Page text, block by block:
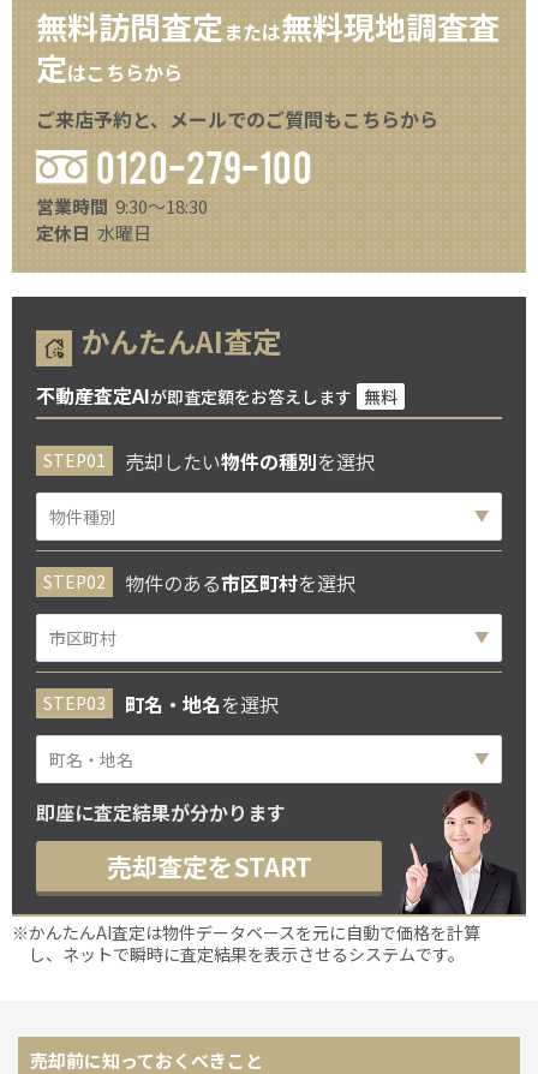
無料訪問査定または無料現地調査査
定はこちらから
ご来店予約と、メールでのご質問もこちらから
0120-279-100
営業時間 9:30～18:30
定休日 水曜日
かんたんAI査定
不動産査定AIが即査定額をお答えします 無料
売却したい物件の種別を選択
物件のある市区町村を選択
町名・地名を選択
即座に査定結果が分かります
売却査定をSTART
※かんたんAI査定は物件データベースを元に自動で価格を計算
し、ネットで瞬時に査定結果を表示させるシステムです。
売却前に知っておくべきこと